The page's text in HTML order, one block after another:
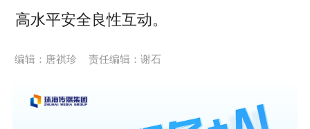
高水平安全良性互动。
编辑：唐祺珍 责任编辑：谢石